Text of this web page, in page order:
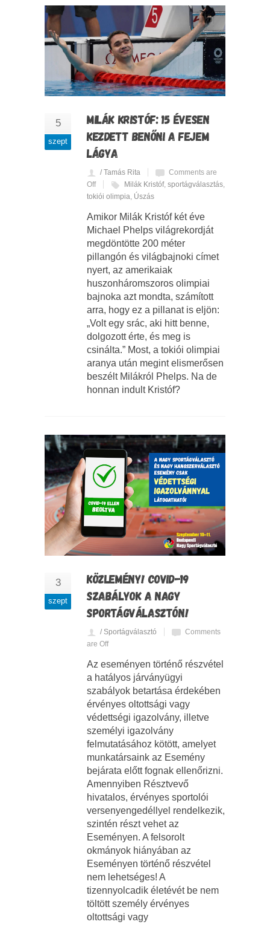
5
szept
MILÁK KRISTÓF: 15 ÉVESEN
KEZDETT BENŐNI A FEJEM
LÁGYA
/ Tamás Rita
Comments are
Off
Milák Kristóf, sportágválasztás,
tokiói olimpia, Úszás
Amikor Milák Kristóf két éve
Michael Phelps világrekordját
megdöntötte 200 méter
pillangón és világbajnoki címet
nyert, az amerikaiak
huszonháromszoros olimpiai
bajnoka azt mondta, számított
arra, hogy ez a pillanat is eljön:
„Volt egy srác, aki hitt benne,
dolgozott érte, és meg is
csinálta.” Most, a tokiói olimpiai
aranya után megint elismerősen
beszélt Milákról Phelps. Na de
honnan indult Kristóf?
3
szept
KÖZLEMÉNY! COVID-19
SZABÁLYOK A NAGY
SPORTÁGVÁLASZTÓN!
/ Sportágválasztó
Comments
are Off
Az eseményen történő részvétel
a hatályos járványügyi
szabályok betartása érdekében
érvényes oltottsági vagy
védettségi igazolvány, illetve
személyi igazolvány
felmutatásához kötött, amelyet
munkatársaink az Esemény
bejárata előtt fognak ellenőrizni.
Amennyiben Résztvevő
hivatalos, érvényes sportolói
versenyengedéllyel rendelkezik,
szintén részt vehet az
Eseményen. A felsorolt
okmányok hiányában az
Eseményen történő részvétel
nem lehetséges! A
tizennyolcadik életévét be nem
töltött személy érvényes
oltottsági vagy